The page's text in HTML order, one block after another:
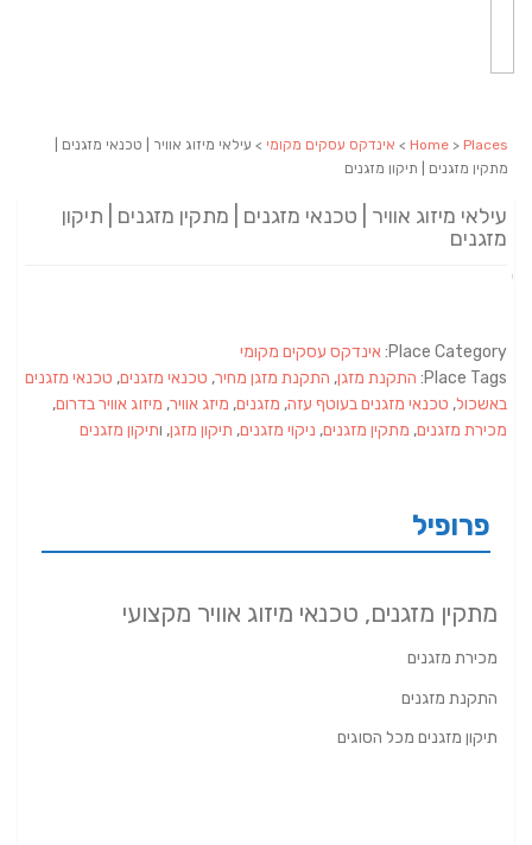
Home > Places
> אינדקס עסקים מקומי > עילאי מיזוג אוויר | טכנאי מזגנים |
מתקין מזגנים | תיקון מזגנים
עילאי מיזוג אוויר | טכנאי מזגנים | מתקין מזגנים | תיקון
מזגנים
Place Category: אינדקס עסקים מקומי
Place Tags: התקנת מזגן, התקנת מזגן מחיר, טכנאי מזגנים, טכנאי מזגנים
באשכול, טכנאי מזגנים בעוטף עזה, מזגנים, מיזג אוויר, מיזוג אוויר בדרום,
מכירת מזגנים, מתקין מזגנים, ניקוי מזגנים, תיקון מזגן, ותיקון מזגנים
פרופיל
מתקין מזגנים, טכנאי מיזוג אוויר מקצועי
מכירת מזגנים
התקנת מזגנים
תיקון מזגנים מכל הסוגים